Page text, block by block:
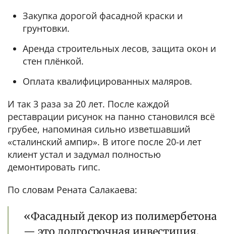
Закупка дорогой фасадной краски и
грунтовки.
Аренда строительных лесов, защита окон и
стен плёнкой.
Оплата квалифицированных маляров.
И так 3 раза за 20 лет. После каждой
реставрации рисунок на панно становился всё
грубее, напоминая сильно изветшавший
«сталинский ампир». В итоге после 20-и лет
клиент устал и задумал полностью
демонтировать гипс.
По словам Рената Салакаева:
«Фасадный декор из полимербетона
— это долгосрочная инвестиция.